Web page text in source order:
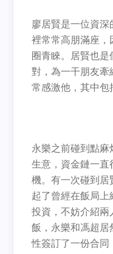
廖居賢是一位資深
裡常常高朋滿座，
圈青睞。居賢也
對，為一干朋友牽
常感激他，其中包
永樂之前碰到點麻
生意，資金鏈一直
機。有一次碰到居
起了曾經在飯局上
投資，不妨介紹兩
飯，永樂和馮超居
性簽訂了一份合同